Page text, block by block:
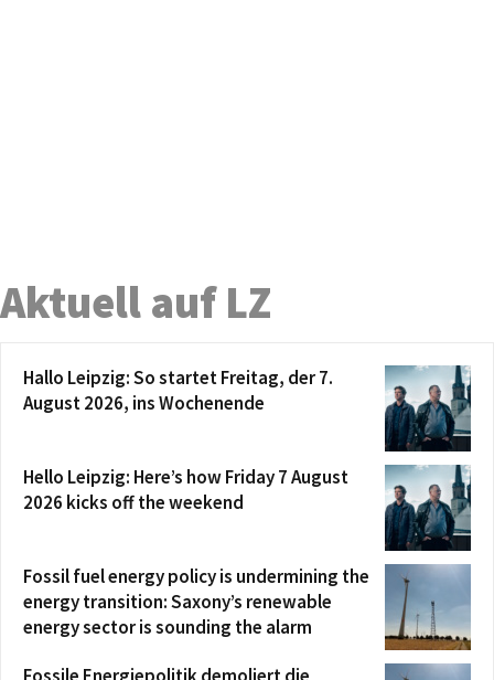
Aktuell auf LZ
Hallo Leipzig: So startet Freitag, der 7.
August 2026, ins Wochenende
Hello Leipzig: Here’s how Friday 7 August
2026 kicks off the weekend
Fossil fuel energy policy is undermining the
energy transition: Saxony’s renewable
energy sector is sounding the alarm